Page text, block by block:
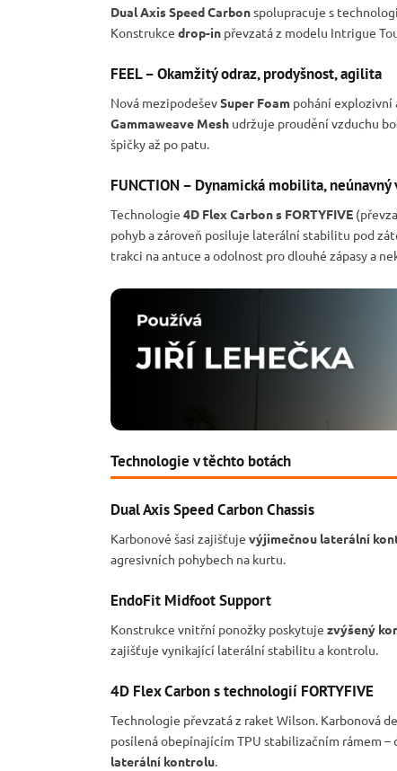
Dual Axis Speed Carbonspolupracuje s
Konstrukce drop-in převzatá z modelu Intrigue
FEEL – Okamžitý odraz, prodyšnost, agilita
Nová mezipodeševSuper Foam pohání explozivní
Gammaweave Mesh udržuje proudění vzduchu
špičky až po patu.
FUNCTION – Dynamická mobilita, neúnavný
Technologie 4D Flex Carbon s FORTYFIVE
pohyb a zároveň posiluje laterální stabilitu pod
trakci na antuce a odolnost pro dlouhé zápasy a
Technologie v těchto botách
Dual Axis Speed Carbon Chassis
Karbonové šasi zajišťuje výjimečnou laterální
agresivních pohybech na kurtu.
EndoFit Midfoot Support
Konstrukce vnitřní ponožky poskytuje zvýšený
zajišťuje vynikající laterální stabilitu a kontrolu.
4D Flex Carbon s technologií FORTYFIVE
Technologie převzatá z raket Wilson. Karbonová
posílená obepínajícím TPU stabilizačním rámem –
laterální kontrolu.